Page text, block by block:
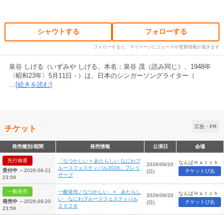
シャウトする フォローする
フォローすると、マイページにニュースや更新情報が届きます
泉谷 しげる（いずみや しげる、本名：泉谷 茂（読み同じ）、1948年
〈昭和23年〉5月11日 - ）は、日本のシンガーソングライター（
… [続きを読む]
チケット 広告・PR
発売種別/期間 発売情報 公演日 会場
先行抽選
受付中 ～2026-06-21
23:59
「なつかしい × あたらしい なにわブ
ルースフェスティバル2026」プレリ
ザーブ
2026/09/20
(日)
なんばＨａｔｃｈ
チケットぴあ
一般発売
発売中 ～2026-09-20
23:59
一般発売／なつかしい × あたらし
い なにわブルースフェスティバル
２０２６
2026/09/20
(日)
なんばＨａｔｃｈ
チケットぴあ